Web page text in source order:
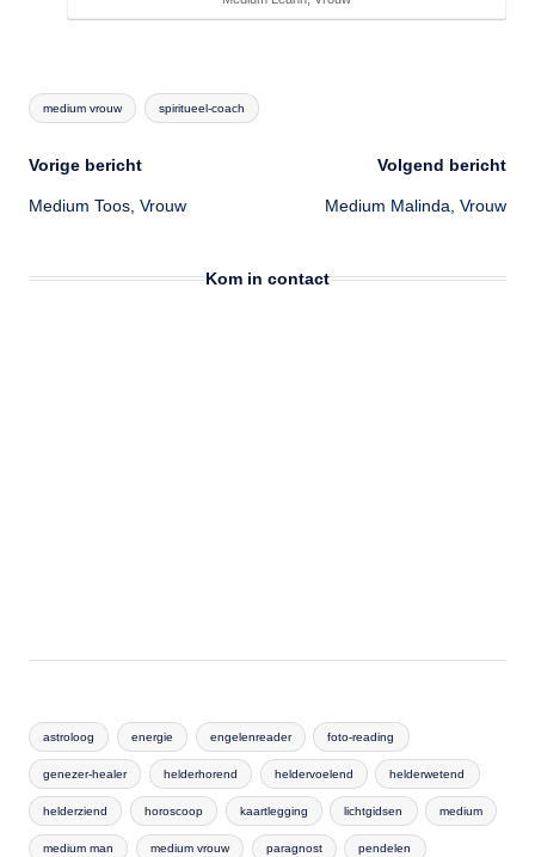
Tags:
medium vrouw spiritueel-coach
Bericht
navigatie
Vorige bericht
Medium Toos, Vrouw
Volgend bericht
Medium Malinda, Vrouw
Kom in contact
astroloog energie engelenreader foto-reading
genezer-healer helderhorend heldervoelend helderwetend
helderziend horoscoop kaartlegging lichtgidsen medium
medium man medium vrouw paragnost pendelen